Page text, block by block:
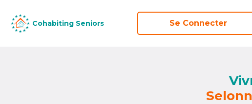
Cohabiting Seniors Se Connecter
Cohabiting Seniors Se Connecter